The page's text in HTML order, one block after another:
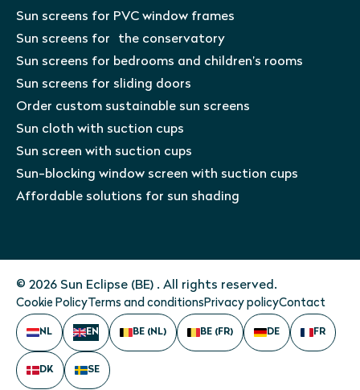
Sun screens for PVC window frames
Sun screens for the conservatory
Sun screens for bedrooms and children’s rooms
Sun screens for sliding doors
Order custom sustainable sun screens
Sun cloth with suction cups
Sun screen with suction cups
Sun-blocking window screen with suction cups
Affordable solutions for sun shading
© 2026 Sun Eclipse (BE) . All rights reserved.
Cookie PolicyTerms and conditions Privacy policyContact
NL EN BE (NL) BE (FR) DE FR
DK SE